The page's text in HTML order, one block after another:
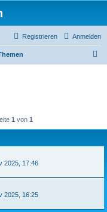
Anmelden
Registrieren
1 von 1
2025, 17:46
2025, 16:25